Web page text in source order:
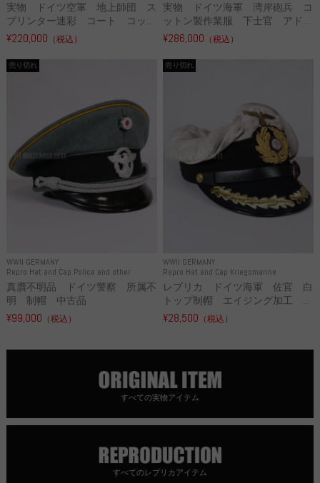
実物 ドイツ空軍 地上師団 ス
プリンター迷彩 コート コッ...
¥220,000 （税込）
実物 ドイツ海軍 湾岸砲兵 コ
ットン製作業服 下士官 アド...
¥286,000 （税込）
WWII GERMANY
Repro Hat and Cap Police and other
売り切れ
真贋不明品 ドイツ警察 所属不
明 制帽 中古品
¥99,000 （税込）
WWII GERMANY
Repro Hat and Cap Kriegsmarine
売り切れ
レプリカ ドイツ海軍 佐官 白
トップ制帽 エイジング加工 ...
¥28,500 （税込）
すべての実物アイテム
すべてのレプリカアイテム